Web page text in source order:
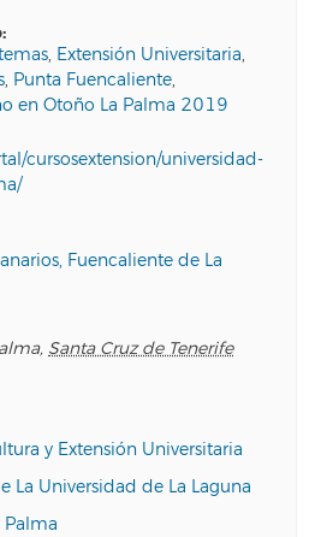
, Extensión Universitaria,
, Punta Fuencaliente,
en Otoño La Palma 2019
cursosextension/universidad-
Fuencaliente de La
, Santa Cruz de Tenerife
y Extensión Universitaria
La Universidad de La Laguna
Palma